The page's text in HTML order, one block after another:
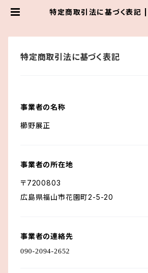
特定商取引法に基づく表記 |
特定商取引法に基づく表記
事業者の名称
櫛野展正
事業者の所在地
〒7200803
広島県福山市花園町2-5-20
事業者の連絡先